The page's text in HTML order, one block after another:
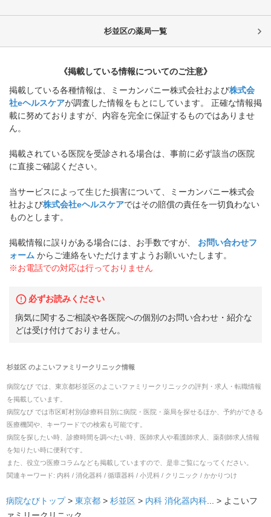
杉並区の薬局一覧
《掲載している情報についてのご注意》
掲載している各種情報は、ミーカンパニー株式会社および株式会
社eヘルスケアが調査した情報をもとにしています。 正確な情報掲
載に努めておりますが、内容を完全に保証するものではありませ
ん。
掲載されている医院を受診される場合は、事前に必ず該当の医院
に直接ご確認ください。
当サービスによって生じた損害について、ミーカンパニー株式会
社および株式会社eヘルスケアではその賠償の責任を一切負わない
ものとします。
掲載情報に誤りがある場合には、お手数ですが、
お問い合わせフ
ォーム からご連絡をいただけますようお願いいたします。
※お電話での対応は行っておりません
必ずお読みください
病気に関するご相談や各医院への個別のお問い合わせ・紹介な
どは受け付けておりません。
杉並区のよこいファミリークリニック情報
病院なび では、 東京都杉並区のよこいファミリークリニックの評判・求人・転職情報
を掲載しています。
病院なび では市区町村別/診療科目別に病院・医院・薬局を探せるほか、予約ができる
医療機関や、キーワードでの検索も可能です。
病院を探したい時、診療時間を調べたい時、医師求人や看護師求人、薬剤師求人情報
を知りたい時に便利です。
また、役立つ医療コラムなども掲載していますので、是非ご覧になってください。
関連キーワード: 内科 / 消化器科 / 循環器科 / 小児科 / クリニック / かかりつけ
病院なびトップ > 東京都 > 杉並区 > 内科 消化器内科... > よこいフ